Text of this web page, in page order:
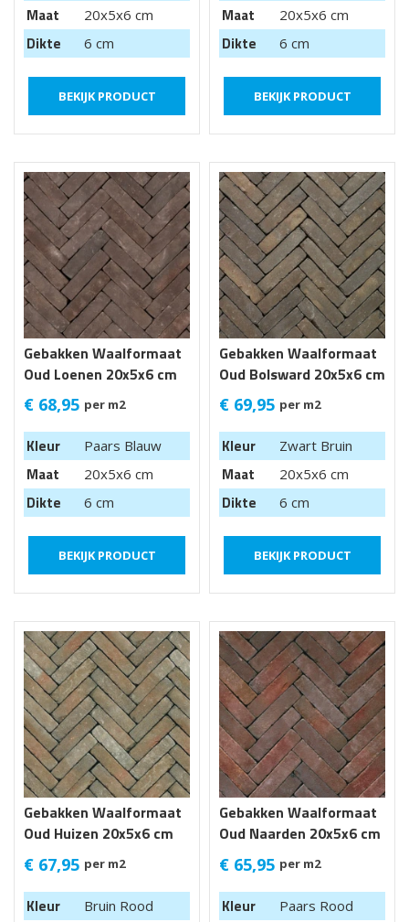
Maat 20x5x6 cm
Dikte 6 cm
BEKIJK PRODUCT
Maat 20x5x6 cm
Dikte 6 cm
BEKIJK PRODUCT
Gebakken Waalformaat
Oud Loenen 20x5x6 cm
€ 68,95 per m2
Kleur Paars Blauw
Maat 20x5x6 cm
Dikte 6 cm
BEKIJK PRODUCT
Gebakken Waalformaat
Oud Bolsward 20x5x6 cm
getr
€ 69,95 per m2
Kleur Zwart Bruin
Maat 20x5x6 cm
Dikte 6 cm
BEKIJK PRODUCT
Gebakken Waalformaat
Oud Huizen 20x5x6 cm
getrommeld
€ 67,95 per m2
Kleur Bruin Rood
Gebakken Waalformaat
Oud Naarden 20x5x6 cm
getr.
€ 65,95 per m2
Kleur Paars Rood